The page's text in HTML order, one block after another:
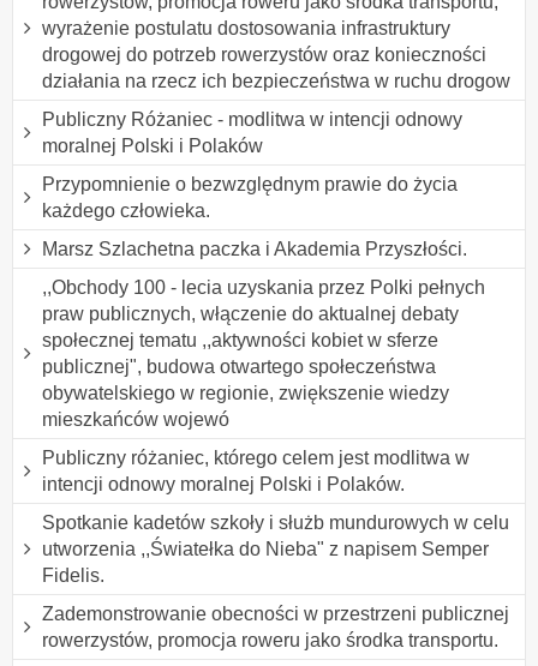
wyrażenie postulatu dostosowania infrastruktury
drogowej do potrzeb rowerzystów oraz konieczności
działania na rzecz ich bezpieczeństwa w ruchu drogow
Publiczny Różaniec - modlitwa w intencji odnowy
moralnej Polski i Polaków
Przypomnienie o bezwzględnym prawie do życia
każdego człowieka.
Marsz Szlachetna paczka i Akademia Przyszłości.
,,Obchody 100 - lecia uzyskania przez Polki pełnych
praw publicznych, włączenie do aktualnej debaty
społecznej tematu ,,aktywności kobiet w sferze
publicznej", budowa otwartego społeczeństwa
obywatelskiego w regionie, zwiększenie wiedzy
mieszkańców wojewó
Publiczny różaniec, którego celem jest modlitwa w
intencji odnowy moralnej Polski i Polaków.
Spotkanie kadetów szkoły i służb mundurowych w celu
utworzenia ,,Światełka do Nieba" z napisem Semper
Fidelis.
Zademonstrowanie obecności w przestrzeni publicznej
rowerzystów, promocja roweru jako środka transportu.